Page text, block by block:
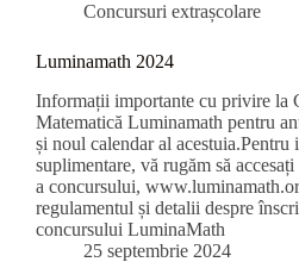
Concursuri extrașcolare
Luminamath 2024
Informații importante cu privire la
Matematică Luminamath pentru
și noul calendar al acestuia.Pentru
suplimentare, vă rugăm să
a concursului,
regulamentul și detalii despre
concursului LuminaMath
25 septembrie 2024